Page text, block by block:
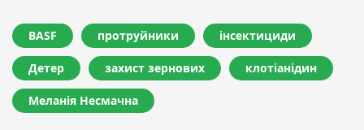
BASF протруйники інсектициди
Детер захист зернових клотіанідин
Меланія Несмачна